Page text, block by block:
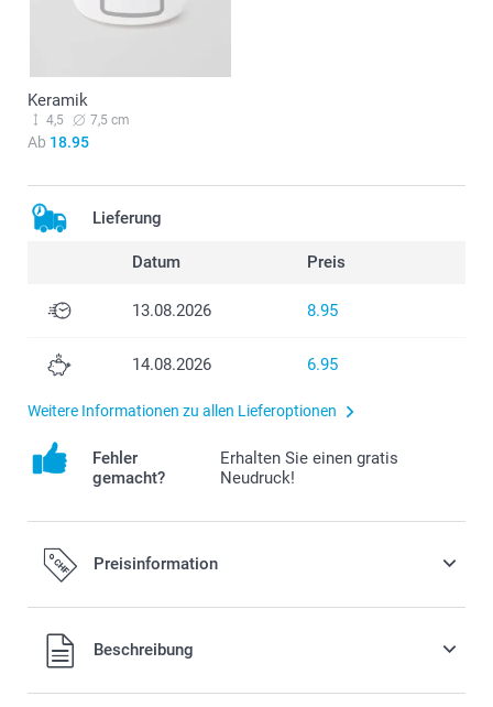
Keramik
4,5 7,5 cm
Ab 18.95
Lieferung
Datum Preis
13.08.2026 8.95
14.08.2026 6.95
Weitere Informationen zu allen Lieferoptionen
Fehler
gemacht?
Erhalten Sie einen gratis
Neudruck!
Preisinformation
Alle Preise verstehen sich in Schweizer Franken (CHF) inkl.
MwSt. und zzgl. Versandkosten.
Beschreibung